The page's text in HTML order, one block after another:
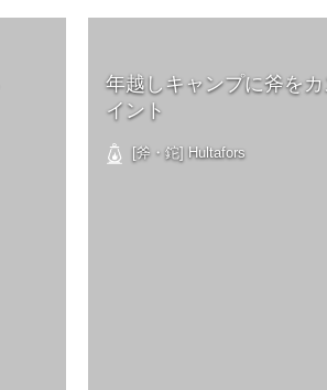
年越しキャンプに斧を
イント
[斧・鉈] Hultafors